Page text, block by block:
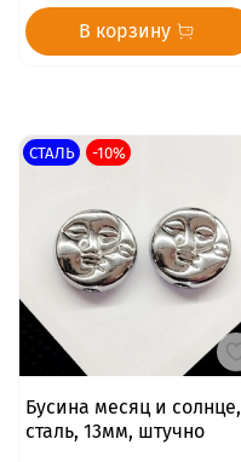
В корзину
СТАЛЬ -10%
Бусина месяц и солнце,
сталь, 13мм, штучно